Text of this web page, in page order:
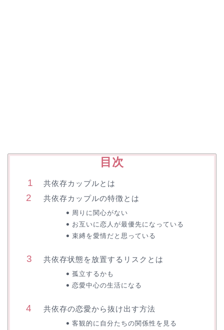
目次
共依存カップルとは
共依存カップルの特徴とは
周りに関心がない
お互いに恋人が最優先になっている
束縛を愛情だと思っている
共依存状態を放置するリスクとは
孤立するかも
恋愛中心の生活になる
共依存の恋愛から抜け出す方法
客観的に自分たちの関係性を見る